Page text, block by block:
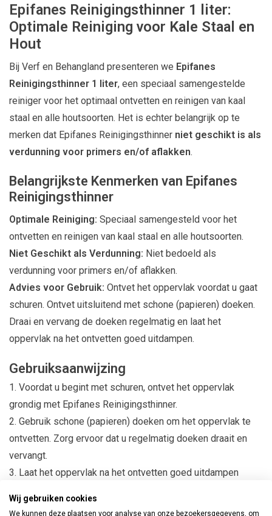
Epifanes Reinigingsthinner 1 liter:
Optimale Reiniging voor Kale Staal en
Hout
Bij Verf en Behangland presenteren we Epifanes
Reinigingsthinner 1 liter, een speciaal samengestelde
reiniger voor het optimaal ontvetten en reinigen van kaal
staal en alle houtsoorten. Het is echter belangrijk op te
merken dat Epifanes Reinigingsthinner niet geschikt is als
verdunning voor primers en/of aflakken.
Belangrijkste Kenmerken van Epifanes
Reinigingsthinner
Optimale Reiniging: Speciaal samengesteld voor het
ontvetten en reinigen van kaal staal en alle houtsoorten.
Niet Geschikt als Verdunning: Niet bedoeld als
verdunning voor primers en/of aflakken.
Advies voor Gebruik: Ontvet het oppervlak voordat u gaat
schuren. Ontvet uitsluitend met schone (papieren) doeken.
Draai en vervang de doeken regelmatig en laat het
oppervlak na het ontvetten goed uitdampen.
Gebruiksaanwijzing
Voordat u begint met schuren, ontvet het oppervlak
grondig met Epifanes Reinigingsthinner.
Gebruik schone (papieren) doeken om het oppervlak te
ontvetten. Zorg ervoor dat u regelmatig doeken draait en
vervangt.
Laat het oppervlak na het ontvetten goed uitdampen
Wij gebruiken cookies
We kunnen deze plaatsen voor analyse van onze bezoekersgegevens, om